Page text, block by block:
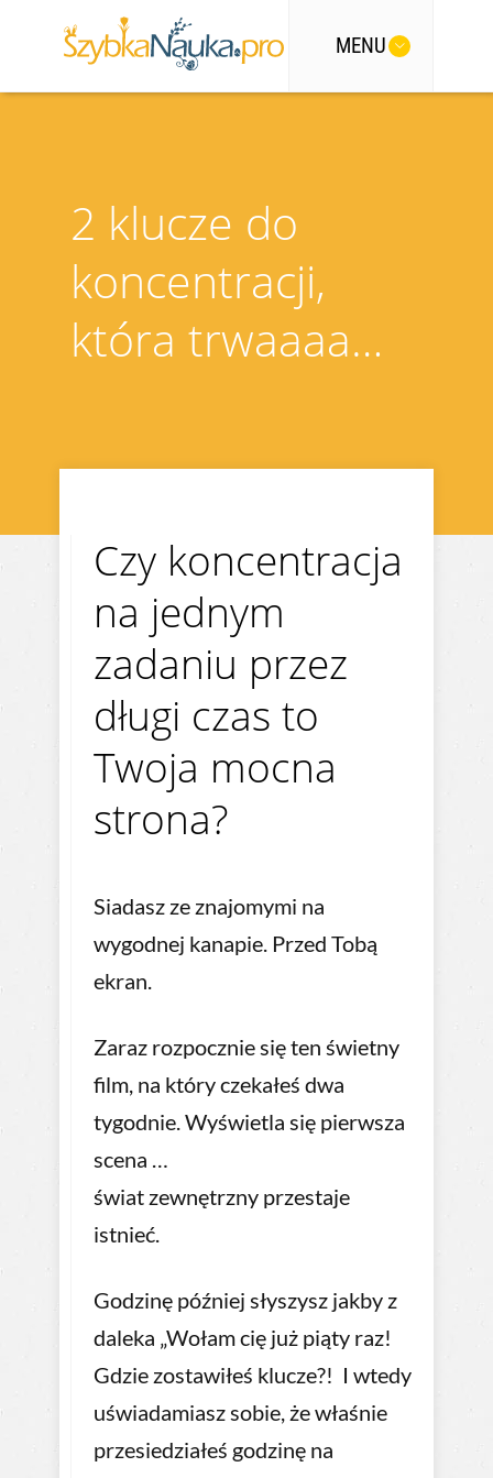
MENU
2 klucze do
koncentracji,
która trwaaaa…
Czy koncentracja
na jednym
zadaniu przez
długi czas to
Twoja mocna
strona?
Siadasz ze znajomymi na
wygodnej kanapie. Przed Tobą
ekran.
Zaraz rozpocznie się ten świetny
film, na który czekałeś dwa
tygodnie. Wyświetla się pierwsza
scena …
świat zewnętrzny przestaje
istnieć.
Godzinę później słyszysz jakby z
daleka „Wołam cię już piąty raz!
Gdzie zostawiłeś klucze?! I wtedy
uświadamiasz sobie, że właśnie
przesiedziałeś godzinę na